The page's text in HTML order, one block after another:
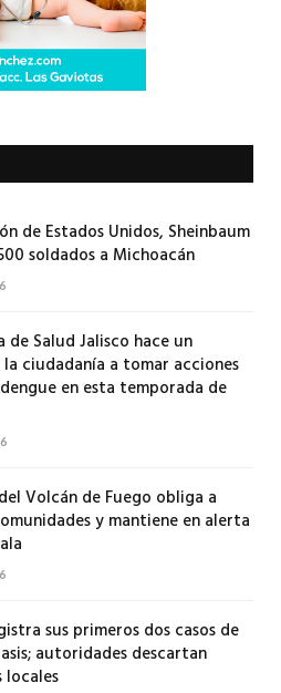
de Estados Unidos, Sheinbaum
soldados a Michoacán
de Salud Jalisco hace un
ciudadanía a tomar acciones
en esta temporada de
Volcán de Fuego obliga a
y mantiene en alerta
sus primeros dos casos de
autoridades descartan
locales